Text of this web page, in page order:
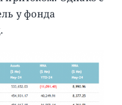
у фонда